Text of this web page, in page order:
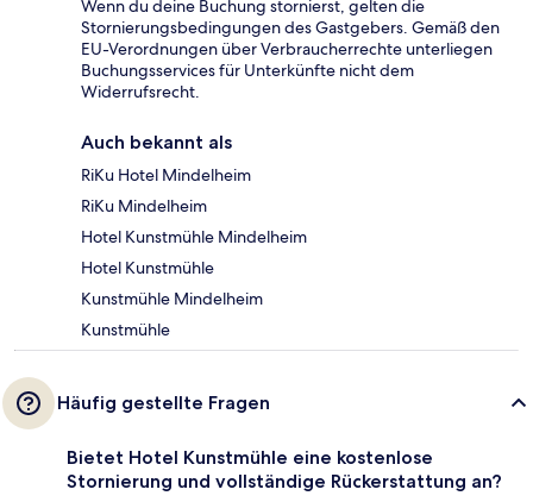
Wenn du deine Buchung stornierst, gelten die
Stornierungsbedingungen des Gastgebers. Gemäß den
EU-Verordnungen über Verbraucherrechte unterliegen
Buchungsservices für Unterkünfte nicht dem
Widerrufsrecht.
Auch bekannt als
RiKu Hotel Mindelheim
RiKu Mindelheim
Hotel Kunstmühle Mindelheim
Hotel Kunstmühle
Kunstmühle Mindelheim
Kunstmühle
Häufig gestellte Fragen
Bietet Hotel Kunstmühle eine kostenlose
Stornierung und vollständige Rückerstattung an?